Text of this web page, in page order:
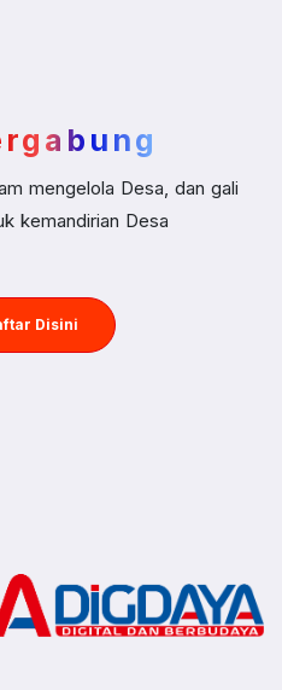
mengelola Desa, dan gali
kemandirian Desa
Disini